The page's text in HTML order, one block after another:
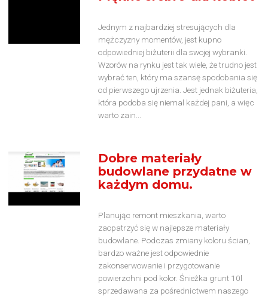
Jednym z najbardziej stresujących dla
mężczyzny momentów, jest kupno
odpowiedniej biżuterii dla swojej wybranki.
Wzorów na rynku jest tak wiele, że trudno jest
wybrać ten, który ma szansę spodobania się
od pierwszego ujrzenia. Jest jednak biżuteria,
która podoba się niemal każdej pani, a więc
warto zain...
Dobre materiały
budowlane przydatne w
każdym domu.
Planując remont mieszkania, warto
zaopatrzyć się w najlepsze materiały
budowlane. Podczas zmiany koloru ścian,
bardzo ważne jest odpowiednie
zakonserwowanie i przygotowanie
powierzchni pod kolor. Śnieżka grunt 10l
sprzedawana za pośrednictwem naszego